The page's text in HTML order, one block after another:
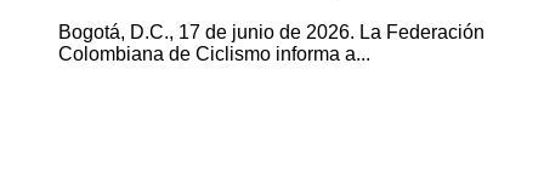
Bogotá, D.C., 17 de junio de 2026. La Federación
Colombiana de Ciclismo informa a...